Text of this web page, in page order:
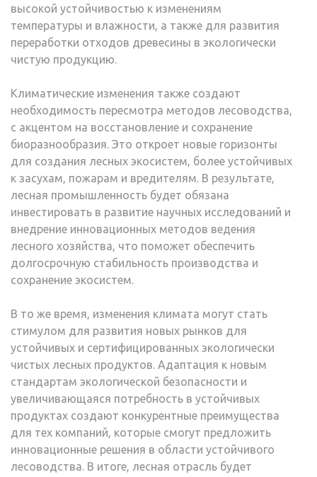
высокой устойчивостью к изменениям
температуры и влажности, а также для развития
переработки отходов древесины в экологически
чистую продукцию.
Климатические изменения также создают
необходимость пересмотра методов лесоводства,
с акцентом на восстановление и сохранение
биоразнообразия. Это откроет новые горизонты
для создания лесных экосистем, более устойчивых
к засухам, пожарам и вредителям. В результате,
лесная промышленность будет обязана
инвестировать в развитие научных исследований и
внедрение инновационных методов ведения
лесного хозяйства, что поможет обеспечить
долгосрочную стабильность производства и
сохранение экосистем.
В то же время, изменения климата могут стать
стимулом для развития новых рынков для
устойчивых и сертифицированных экологически
чистых лесных продуктов. Адаптация к новым
стандартам экологической безопасности и
увеличивающаяся потребность в устойчивых
продуктах создают конкурентные преимущества
для тех компаний, которые смогут предложить
инновационные решения в области устойчивого
лесоводства. В итоге, лесная отрасль будет